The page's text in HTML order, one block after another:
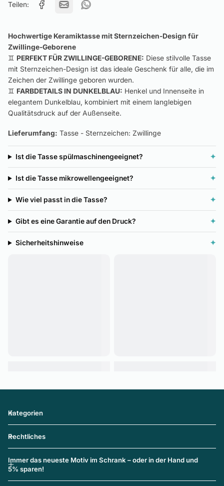
Teilen:
Hochwertige Keramiktasse mit Sternzeichen-Design für
Zwillinge-Geborene
♊ PERFEKT FÜR ZWILLINGE-GEBORENE: Diese stilvolle Tasse
mit Sternzeichen-Design ist das ideale Geschenk für alle, die im
Zeichen der Zwillinge geboren wurden.
♊ FARBDETAILS IN DUNKELBLAU: Henkel und Innenseite in
elegantem Dunkelblau, kombiniert mit einem langlebigen
Qualitätsdruck auf der Außenseite.
Lieferumfang: Tasse - Sternzeichen: Zwillinge
Ist die Tasse spülmaschinengeeignet? ✦
Ist die Tasse mikrowellengeeignet? ✦
Wie viel passt in die Tasse? ✦
Gibt es eine Garantie auf den Druck? ✦
Sicherheitshinweise ✦
Kategorien
Rechtliches
Immer das neueste Motiv im Schrank – oder in der Hand und
5% sparen!